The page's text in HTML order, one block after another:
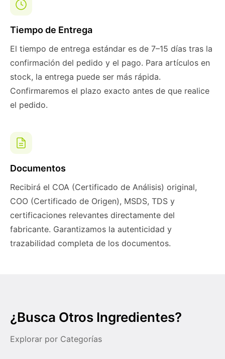
Tiempo de Entrega
El tiempo de entrega estándar es de 7–15 días tras la
confirmación del pedido y el pago. Para artículos en
stock, la entrega puede ser más rápida.
Confirmaremos el plazo exacto antes de que realice
el pedido.
Documentos
Recibirá el COA (Certificado de Análisis) original,
COO (Certificado de Origen), MSDS, TDS y
certificaciones relevantes directamente del
fabricante. Garantizamos la autenticidad y
trazabilidad completa de los documentos.
¿Busca Otros Ingredientes?
Explorar por Categorías